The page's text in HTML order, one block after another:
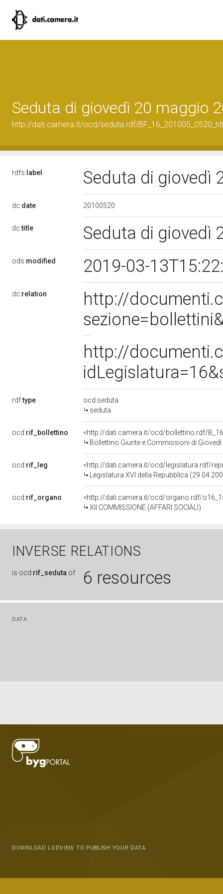
Seduta di giovedì 20 maggio
http://dati.camera.it/ocd/seduta.rdf/
rdfs: label Seduta di giovedì
dc:date 20100520
dc:title Seduta di giovedì
ods:modified 2019-03-
dc:relation
http://
http://
rdf:type
ocd:seduta
seduta
ocd:rif_bollettino
<http://dati.camera.it/ocd/bollettino.rdf/
Bollettino Giunte e Commissioni di
ocd:rif_leg
<http://dati.camera.it/ocd/legislatura.rdf/
Legislatura XVI della Repubblica
ocd:rif_organo
<http://dati.camera.it/ocd/organo.rdf/
XII COMMISSIONE (AFFARI SOCIALI)
INVERSE RELATIONS
is ocd:rif_seduta of 6 resources
DATA
DOWNLOAD LODVIEW TO PUBLISH YOUR DATA